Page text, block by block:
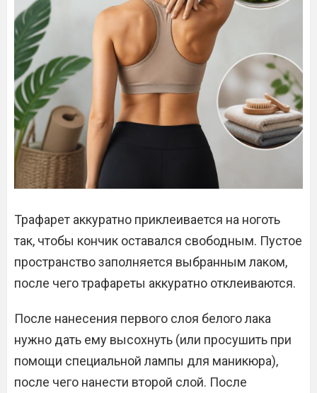
Трафарет аккуратно приклеивается на ноготь
так, чтобы кончик оставался свободным. Пустое
пространство заполняется выбранным лаком,
после чего трафареты аккуратно отклеиваются.
После нанесения первого слоя белого лака
нужно дать ему высохнуть (или просушить при
помощи специальной лампы для маникюра),
после чего нанести второй слой. После